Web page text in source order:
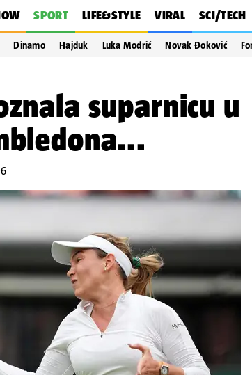
SPORT LIFE&STYLE VIRAL SCI/TECH
Dinamo Hajduk Luka Modrić Novak Đoković
suparnicu u